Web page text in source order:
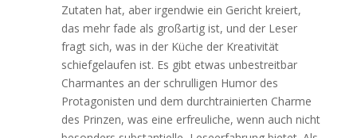
Zutaten hat, aber irgendwie ein Gericht kreiert,
das mehr fade als großartig ist, und der Leser
fragt sich, was in der Küche der Kreativität
schiefgelaufen ist. Es gibt etwas unbestreitbar
Charmantes an der schrulligen Humor des
Protagonisten und dem durchtrainierten Charme
des Prinzen, was eine erfreuliche, wenn auch nicht